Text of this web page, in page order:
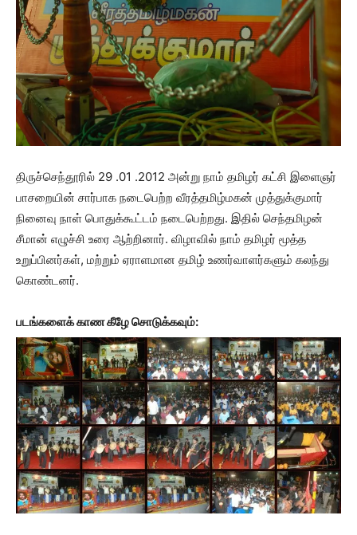
திருச்செந்தூரில் 29 .01 .2012 அன்று நாம் தமிழர் கட்சி இளைஞர்
பாசறையின் சார்பாக நடைபெற்ற வீரத்தமிழ்மகன் முத்துக்குமார்
நினைவு நாள் பொதுக்கூட்டம் நடைபெற்றது. இதில் செந்தமிழன்
சீமான் எழுச்சி உரை ஆற்றினார். விழாவில் நாம் தமிழர் மூத்த
உறுப்பினர்கள், மற்றும் ஏராளமான தமிழ் உணர்வாளர்களும் கலந்து
கொண்டனர்.
படங்களைக் காண கீழே சொடுக்கவும்: